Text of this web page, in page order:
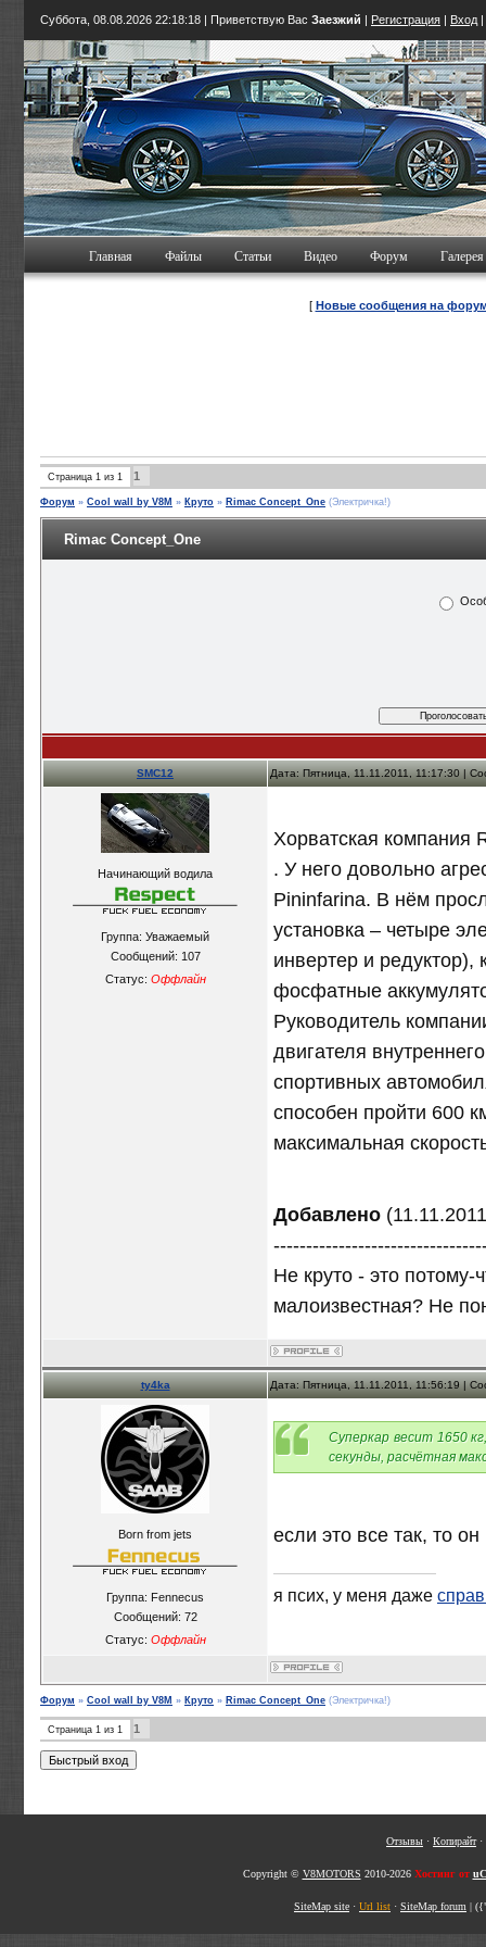
Суббота, 08.08.2026 22:18:19 | Приветствую Вас Заезжий | Регистрация | Вход |
Главная Файлы Статьи Видео Форум Галерея
[ Новые сообщения на
Страница 1 из 1 1
Форум » Cool wall by V8M » Круто » Rimac Concept_One (Электричка!)
Rimac Concept_One
SMC12 Дата: Пятница, 11.11.2011, 11:17:30 |
Начинающий водила
Группа: Уважаемый
Сообщений: 107
Статус: Оффлайн
Хорватская компания
. У него довольно
Pininfarina. В нём
установка – четыре
инвертер и редуктор),
фосфатные
Руководитель
двигателя
спортивных
способен пройти 600
максимальная
Добавлено
Не круто - это
малоизвестная? Не
ty4ka Дата: Пятница, 11.11.2011, 11:56:19 |
Born from jets
Группа: Fennecus
Сообщений: 72
Статус: Оффлайн
Суперкар весит 1650
секунды, расчётная
если это все так, то
я псих, у меня даже
Форум » Cool wall by V8M » Круто » Rimac Concept_One (Электричка!)
Страница 1 из 1 1
Отзывы · Копирайт·
Copyright © V8MOTORS 2010-2026 Хостинг от
SiteMap site · Url list · SiteMap forum |